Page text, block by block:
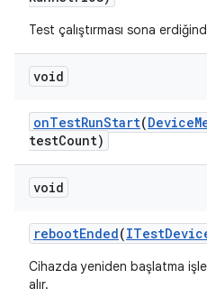
Test çalıştırması sona
void
onTestRunStart(Device
testCount)
void
rebootEnded(ITest
Cihazda yeniden başlatma
alır.